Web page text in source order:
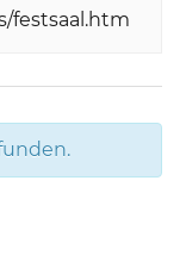
festsaal.htm